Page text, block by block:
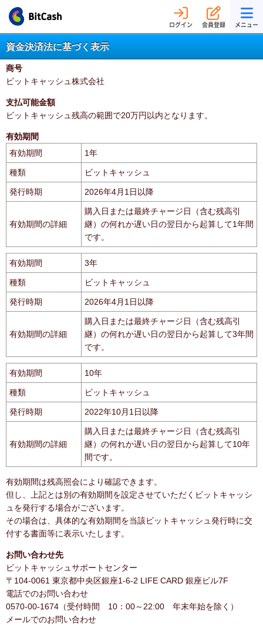
ログイン 会員登録 メニュー
資金決済法に基づく表示
商号
ビットキャッシュ株式会社
支払可能金額
ビットキャッシュ残高の範囲で20万円以内となります。
有効期間
有効期間
1年
種類 ビットキャッシュ
発行時期 2026年4月1日以降
有効期間の詳細
購入日または最終チャージ日（含む残高引
継）の何れか遅い日の翌日から起算して1年間
です。
有効期間 3年
種類 ビットキャッシュ
発行時期 2026年4月1日以降
有効期間の詳細
購入日または最終チャージ日（含む残高引
継）の何れか遅い日の翌日から起算して3年間
です。
有効期間 10年
種類 ビットキャッシュ
発行時期 2022年10月1日以降
有効期間の詳細
購入日または最終チャージ日（含む残高引
継）の何れか遅い日の翌日から起算して10年
間です。
有効期間は残高照会により確認できます。
但し、上記とは別の有効期間を設定させていただくビットキャッシ
ュを発行する場合がございます。
その場合は、具体的な有効期間を当該ビットキャッシュ発行時に交
付する書面等に表示いたします。
お問い合わせ先
ビットキャッシュサポートセンター
〒104-0061 東京都中央区銀座1-6-2 LIFE CARD 銀座ビル7F
電話でのお問い合わせ
0570-00-1674（受付時間 10：00～22:00 年末年始を除く）
メールでのお問い合わせ